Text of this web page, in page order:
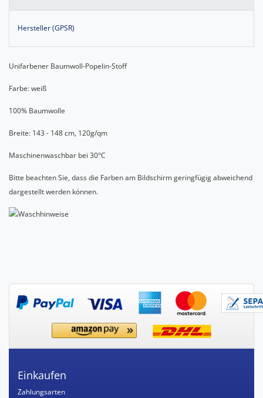
Hersteller (GPSR)
Unifarbener Baumwoll-Popelin-Stoff
Farbe: weiß
100% Baumwolle
Breite: 143 - 148 cm, 120g/qm
Maschinenwaschbar bei 30°C
Bitte beachten Sie, dass die Farben am Bildschirm geringfügig abweichend
dargestellt werden können.
Einkaufen
Zahlungsarten